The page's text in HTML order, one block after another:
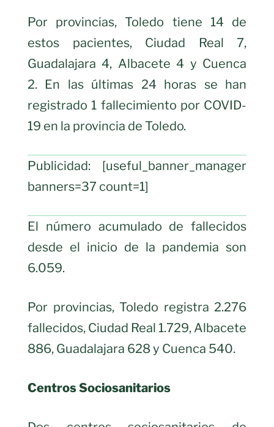
Por provincias, Toledo tiene 14 de
estos pacientes, Ciudad Real 7,
Guadalajara 4, Albacete 4 y Cuenca
2. En las últimas 24 horas se han
registrado 1 fallecimiento por COVID-
19 en la provincia de Toledo.
Publicidad: [useful_banner_manager
banners=37 count=1]
El número acumulado de fallecidos
desde el inicio de la pandemia son
6.059.
Por provincias, Toledo registra 2.276
fallecidos, Ciudad Real 1.729, Albacete
886, Guadalajara 628 y Cuenca 540.
Centros Sociosanitarios